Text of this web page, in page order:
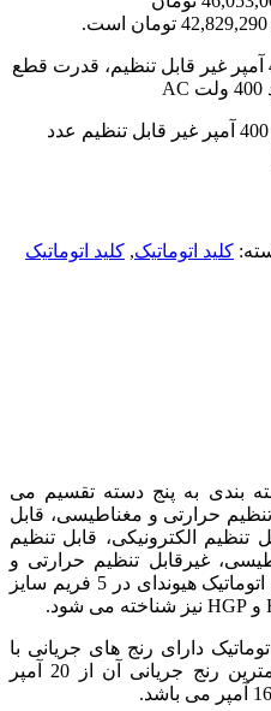
کلید اتوماتیک کمپکت هیوندای 400 آمپر غیر قابل تنظیم، قدرت قطع
کلید اتوماتیک, کلید اتوماتیک
بندی به پنج دسته تقسیم می
حرارتی و مغناطیسی، قابل
الکترونیکی، قابل تنظیم
غیرقابل تنظیم حرارتی و
مغناطیسی سایز کوچک.کلید های اتوماتیک هیوندای در 5 فریم سایز
دارای رنج های جریانی با
جریان قطع متفاوتی بوده که کمترین رنج جریانی آن از 20 آمپر